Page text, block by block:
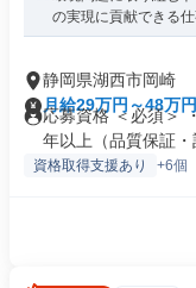
の実現に貢献できる
静岡県湖西市岡崎
月給29万円～48万円
応募資格 ＜必須＞
年以上（品質保証・
資格取得支援あり +6個